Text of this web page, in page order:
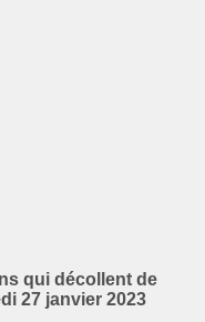
qui décollent de
27 janvier 2023